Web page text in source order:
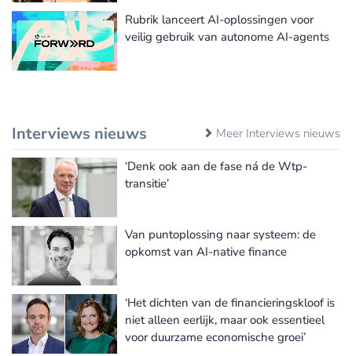
Rubrik lanceert AI-oplossingen voor
veilig gebruik van autonome AI-agents
Interviews nieuws Meer Interviews nieuws
‘Denk ook aan de fase ná de Wtp-
transitie’
Van puntoplossing naar systeem: de
opkomst van AI-native finance
‘Het dichten van de financieringskloof is
niet alleen eerlijk, maar ook essentieel
voor duurzame economische groei’